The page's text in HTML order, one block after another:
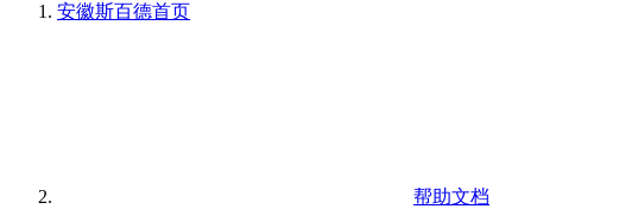
安徽斯百德首页
帮助文档